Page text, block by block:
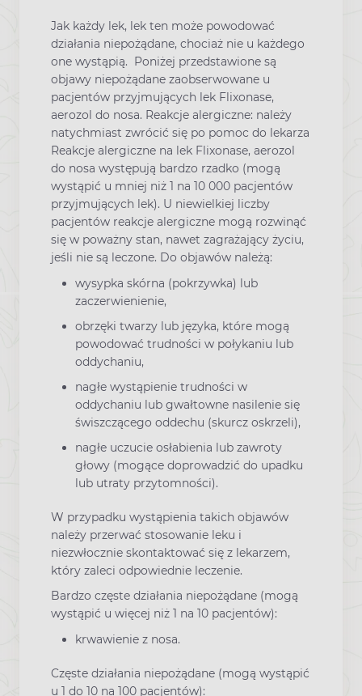
Jak każdy lek, lek ten może powodować
działania niepożądane, chociaż nie u każdego
one wystąpią. Poniżej przedstawione są
objawy niepożądane zaobserwowane u
pacjentów przyjmujących lek Flixonase,
aerozol do nosa. Reakcje alergiczne: należy
natychmiast zwrócić się po pomoc do lekarza
Reakcje alergiczne na lek Flixonase, aerozol
do nosa występują bardzo rzadko (mogą
wystąpić u mniej niż 1 na 10 000 pacjentów
przyjmujących lek). U niewielkiej liczby
pacjentów reakcje alergiczne mogą rozwinąć
się w poważny stan, nawet zagrażający życiu,
jeśli nie są leczone. Do objawów należą:
wysypka skórna (pokrzywka) lub
zaczerwienienie,
obrzęki twarzy lub języka, które mogą
powodować trudności w połykaniu lub
oddychaniu,
nagłe wystąpienie trudności w
oddychaniu lub gwałtowne nasilenie się
świszczącego oddechu (skurcz oskrzeli),
nagłe uczucie osłabienia lub zawroty
głowy (mogące doprowadzić do upadku
lub utraty przytomności).
W przypadku wystąpienia takich objawów
należy przerwać stosowanie leku i
niezwłocznie skontaktować się z lekarzem,
który zaleci odpowiednie leczenie.
Bardzo częste działania niepożądane (mogą
wystąpić u więcej niż 1 na 10 pacjentów):
krwawienie z nosa.
Częste działania niepożądane (mogą wystąpić
u 1 do 10 na 100 pacjentów):